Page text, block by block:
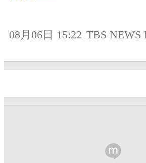
08月06日 15:22 TBS NEWS